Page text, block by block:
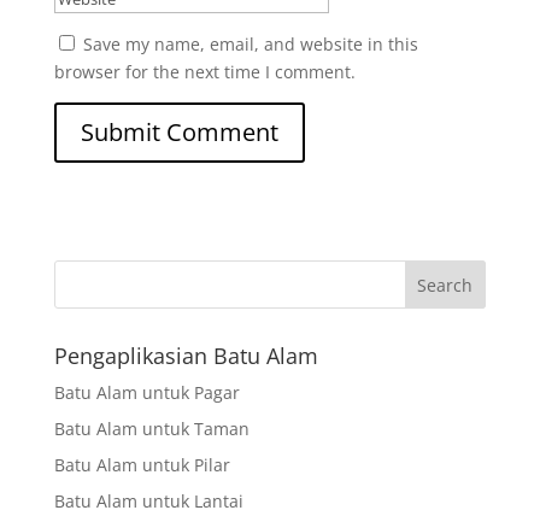
Save my name, email, and website in this
browser for the next time I comment.
Search
Pengaplikasian Batu Alam
Batu Alam untuk Pagar
Batu Alam untuk Taman
Batu Alam untuk Pilar
Batu Alam untuk Lantai